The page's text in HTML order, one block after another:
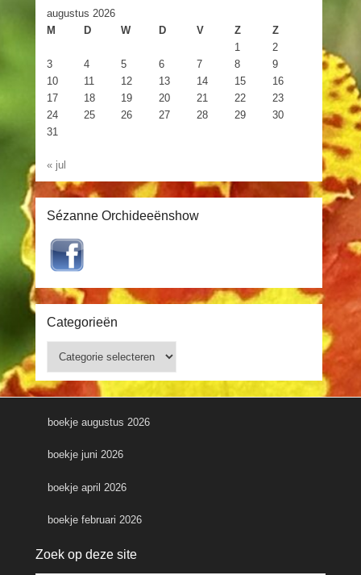
augustus 2026
M
D W D V Z
Z
1
2
3
4 5 6 7 8
9
10
11 12 13 14 15
16
17
18 19 20 21 22
23
24
25 26 27 28 29
30
31
« jul
Sézanne Orchideeënshow
Categorieën
boekje augustus 2026
boekje juni 2026
boekje april 2026
boekje februari 2026
Zoek op deze site